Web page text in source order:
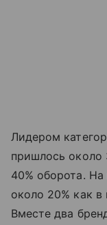
Лидером
пришлось около
40% оборота.
около 20% как
Вместе два